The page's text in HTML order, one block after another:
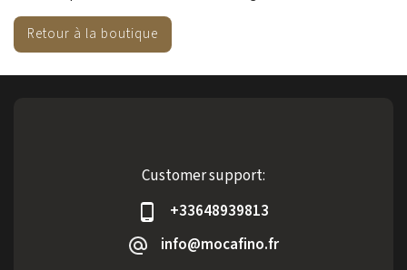
Retour à la boutique
Customer support:
+33648939813
info@mocafino.fr